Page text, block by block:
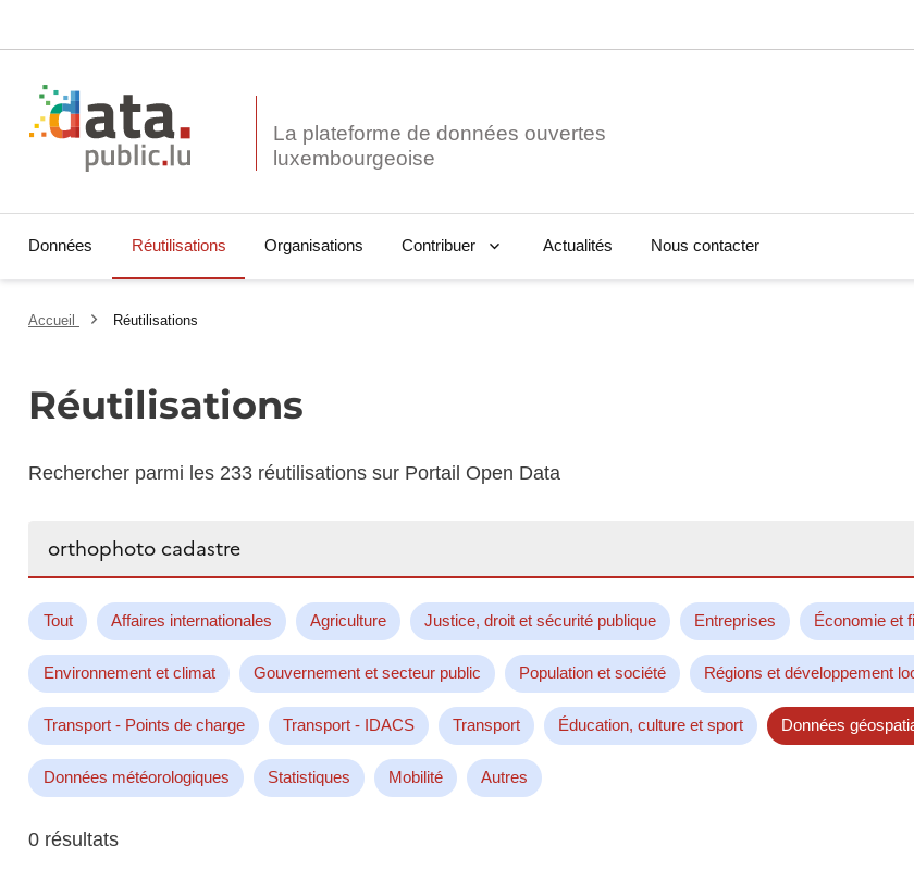
La plateforme de données ouvertes
Données Réutilisations Organisations Contribuer Actualités Nous contacter
Accueil Réutilisations
Réutilisations
Rechercher parmi les 233 réutilisations sur Portail Open Data
Tout Affaires internationales Agriculture Justice, droit et sécurité publique Entreprises Économie et
Environnement et climat Gouvernement et secteur public Population et société Régions et développement
Transport - Points de charge Transport - IDACS Transport Éducation, culture et sport Données
Données météorologiques Statistiques Mobilité Autres
0 résultats